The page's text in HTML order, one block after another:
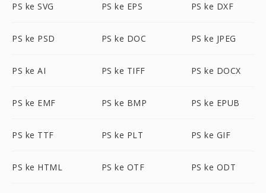
PS ke SVG PS ke EPS PS ke DXF
PS ke PSD PS ke DOC PS ke JPEG
PS ke AI PS ke TIFF PS ke DOCX
PS ke EMF PS ke BMP PS ke EPUB
PS ke TTF PS ke PLT PS ke GIF
PS ke HTML PS ke OTF PS ke ODT